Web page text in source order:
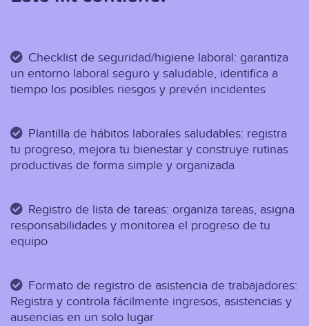
Checklist de seguridad/higiene laboral: garantiza
un entorno laboral seguro y saludable, identifica a
tiempo los posibles riesgos y prevén incidentes
Plantilla de hábitos laborales saludables: registra
tu progreso, mejora tu bienestar y construye rutinas
productivas de forma simple y organizada
Registro de lista de tareas: organiza tareas, asigna
responsabilidades y monitorea el progreso de tu
equipo
Formato de registro de asistencia de trabajadores:
Registra y controla fácilmente ingresos, asistencias y
ausencias en un solo lugar